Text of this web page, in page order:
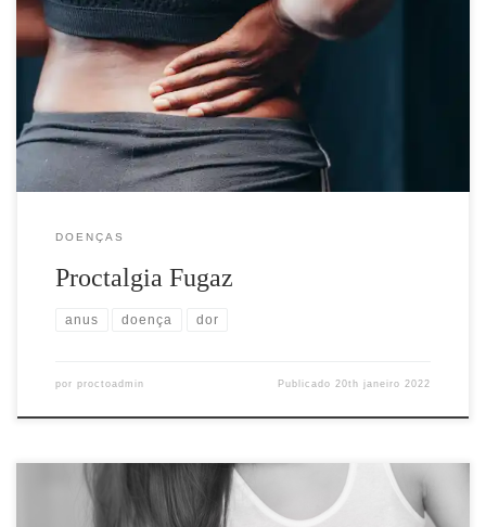
A Proctalgia Fugaz é definida como uma dor localizada no
ânus/reto, de tipo profundo, que aparece repentinamente,
particularmente de noite e pode chegar a ser muito forte e intensa,
até acordar a pessoa. Esta dor é causada por um espasmo dos
músculos ao redor do ânus, involuntário, e acomete mais […]
DOENÇAS
Proctalgia Fugaz
anus doença dor
por proctoadmin Publicado 20th janeiro 2022